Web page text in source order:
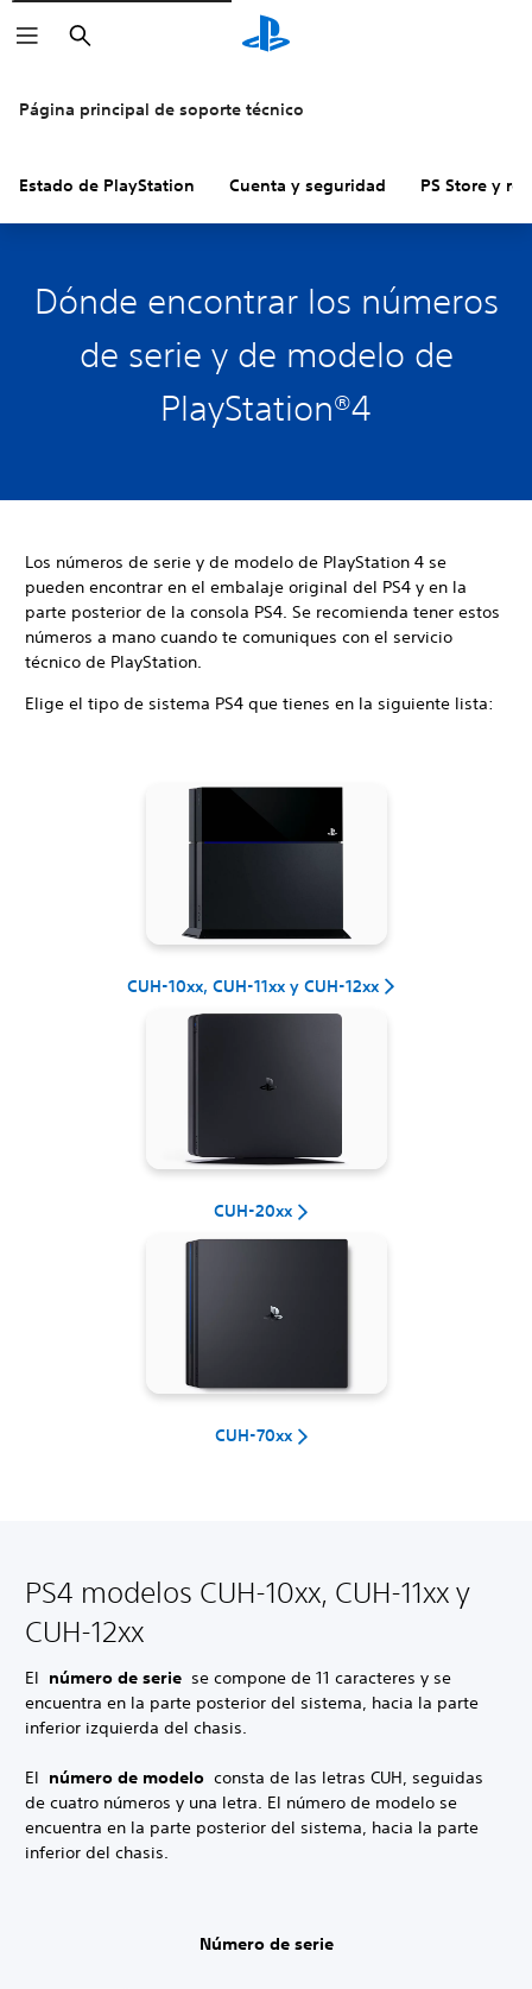
Buscar
Página principal de soporte técnico
Estado de PlayStation Cuenta y seguridad PS Store y
Dónde encontrar los números
de serie y de modelo de
PlayStation®4
Los números de serie y de modelo de PlayStation 4 se
pueden encontrar en el embalaje original del PS4 y en la
parte posterior de la consola PS4. Se recomienda tener estos
números a mano cuando te comuniques con el servicio
técnico de PlayStation.
Elige el tipo de sistema PS4 que tienes en la siguiente lista:
CUH-10xx, CUH-11xx y CUH-12xx
CUH-20xx
CUH-70xx
PS4 modelos CUH-10xx, CUH-11xx y
CUH-12xx
El número de serie se compone de 11 caracteres y se
encuentra en la parte posterior del sistema, hacia la parte
inferior izquierda del chasis.
El número de modelo consta de las letras CUH, seguidas
de cuatro números y una letra. El número de modelo se
encuentra en la parte posterior del sistema, hacia la parte
inferior del chasis.
Número de serie